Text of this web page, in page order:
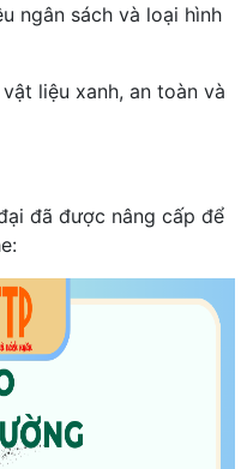
ngân sách và loại hình
vật liệu xanh, an toàn và
đã được nâng cấp để